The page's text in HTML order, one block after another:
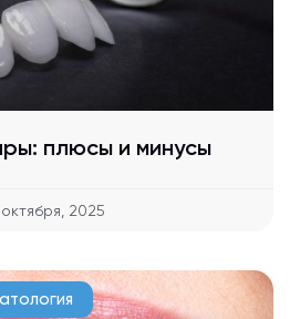
плюсы и минусы
2025